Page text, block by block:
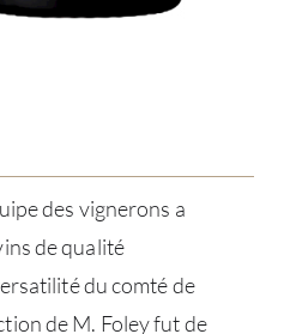
des vignerons a
de qualité
du comté de
de M. Foley fut de